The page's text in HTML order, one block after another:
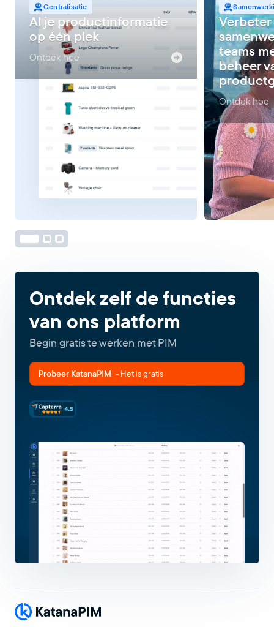
Centralisatie
Al je productinformatie
op één plek
Ontdek hoe teams
beheer
Ontdek hoe
Ontdek zelf de functies
van ons platform
Begin gratis te werken met PIM
Probeer KatanaPIM - Het is gratis